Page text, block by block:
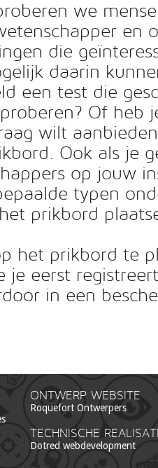
we
en
die
daarin
een test die
Of heb
wilt
Ook als je
op jouw
typen
prikbord
het prikbord te
je eerst
in een
ONTWERP WEBSITE
Roquefort Ontwerpers
TECHNISCHE
Dotred webdevelopment